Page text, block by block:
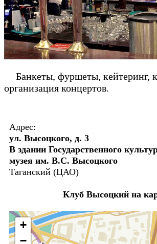
Банкеты, фуршеты, кейтеринг,
организация концертов.
Адрес:
ул. Высоцкого, д. 3
В здании Государственного
музея им. В.С. Высоцкого
Таганский (ЦАО)
Клуб Высоцкий на
+
−